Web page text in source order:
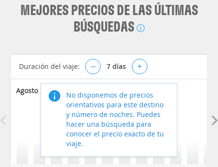
MEJORES PRECIOS DE LAS ÚLTIMAS
BÚSQUEDAS
Duración del viaje: – 7 días +
Agosto 2026
No disponemos de precios
orientativos para este destino
y número de noches. Puedes
hacer una búsqueda para
conocer el precio exacto de tu
viaje.